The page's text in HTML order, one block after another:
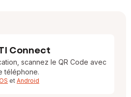
Connect
scannez le QR Code avec
téléphone.
et Android